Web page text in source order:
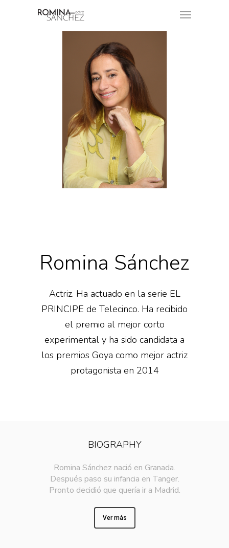
Romina Sánchez
Actriz. Ha actuado en la serie EL
PRINCIPE de Telecinco. Ha recibido
el premio al mejor corto
experimental y ha sido candidata a
los premios Goya como mejor actriz
protagonista en 2014
BIOGRAPHY
Romina Sánchez nació en Granada.
Después paso su infancia en Tanger.
Pronto decidió que quería ir a Madrid.
Ver más